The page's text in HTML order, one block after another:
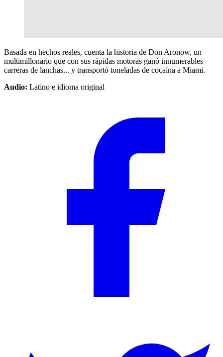
Basada en hechos reales, cuenta la historia de Don Aronow, un
multimillonario que con sus rápidas motoras ganó innumerables
carreras de lanchas... y transportó toneladas de cocaína a Miami.
Audio: Latino e idioma original